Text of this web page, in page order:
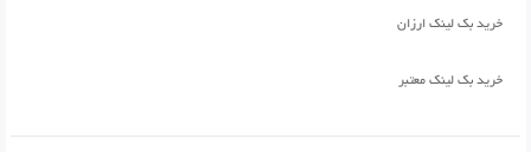
خرید بک لینک ارزان
خرید بک لینک معتبر